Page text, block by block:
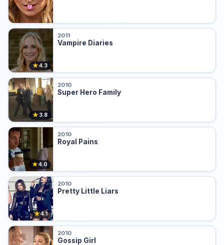
★4.3
2011
Vampire Diaries
★ 3.8
2010
Super Hero Family
★4.0
2010
Royal Pains
★4.1
2010
Pretty Little Liars
2010
Gossip Girl